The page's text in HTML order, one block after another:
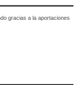
gracias a la aportaciones